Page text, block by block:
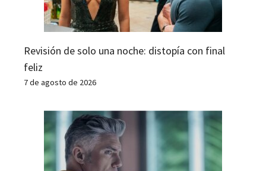
Revisión de solo una noche: distopía con final
feliz
7 de agosto de 2026